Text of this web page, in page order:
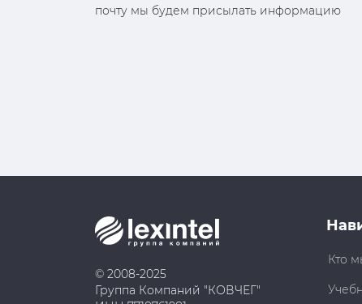
почту мы будем присылать информацию
© 2008-2025
Группа Компаний "КОВЧЕГ"
Кто